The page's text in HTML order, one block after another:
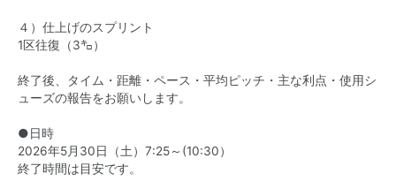
４）仕上げのスプリント
1区往復（3㌔）
終了後、タイム・距離・ペース・平均ピッチ・主な利点・使用シ
ューズの報告をお願いします。
●日時
2026年5月30日（土）7:25～(10:30）
終了時間は目安です。